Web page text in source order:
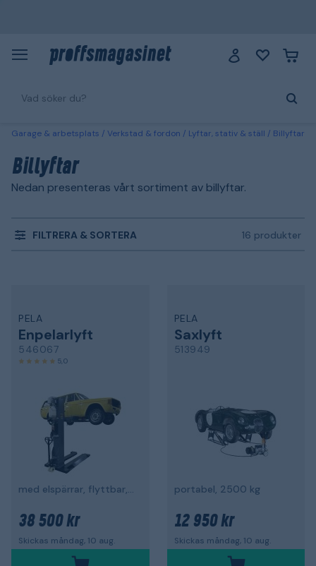
Garage & arbetsplats Verkstad & fordon Lyftar, stativ & ställ Billyftar
Billyftar
Nedan presenteras vårt sortiment av billyftar.
FILTRERA & SORTERA 16 produkter
PELA
Enpelarlyft
546067
5,0
med elspärrar, flyttbar, 2800 kg
38 500 kr
Skickas måndag, 10 aug.
PELA
Saxlyft
513949
portabel, 2500 kg
12 950 kr
Skickas måndag, 10 aug.